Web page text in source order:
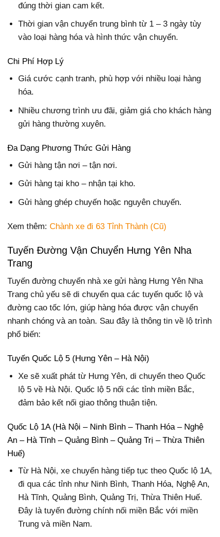
đúng thời gian cam kết.
Thời gian vận chuyển trung bình từ 1 – 3 ngày tùy
vào loại hàng hóa và hình thức vận chuyển.
Chi Phí Hợp Lý
Giá cước cạnh tranh, phù hợp với nhiều loại hàng
hóa.
Nhiều chương trình ưu đãi, giảm giá cho khách hàng
gửi hàng thường xuyên.
Đa Dạng Phương Thức Gửi Hàng
Gửi hàng tận nơi – tận nơi.
Gửi hàng tại kho – nhận tại kho.
Gửi hàng ghép chuyến hoặc nguyên chuyến.
Xem thêm: Chành xe đi 63 Tỉnh Thành (Cũ)
Tuyến Đường Vận Chuyển Hưng Yên Nha
Trang
Tuyến đường chuyển nhà xe gửi hàng Hưng Yên Nha
Trang chủ yếu sẽ di chuyển qua các tuyến quốc lộ và
đường cao tốc lớn, giúp hàng hóa được vận chuyển
nhanh chóng và an toàn. Sau đây là thông tin về lộ trình
phổ biến:
Tuyến Quốc Lộ 5 (Hưng Yên – Hà Nội)
Xe sẽ xuất phát từ Hưng Yên, di chuyển theo Quốc
lộ 5 về Hà Nội. Quốc lộ 5 nối các tỉnh miền Bắc,
đảm bảo kết nối giao thông thuận tiện.
Quốc Lộ 1A (Hà Nội – Ninh Bình – Thanh Hóa – Nghệ
An – Hà Tĩnh – Quảng Bình – Quảng Trị – Thừa Thiên
Huế)
Từ Hà Nội, xe chuyển hàng tiếp tục theo Quốc lộ 1A,
đi qua các tỉnh như Ninh Bình, Thanh Hóa, Nghệ An,
Hà Tĩnh, Quảng Bình, Quảng Trị, Thừa Thiên Huế.
Đây là tuyến đường chính nối miền Bắc với miền
Trung và miền Nam.